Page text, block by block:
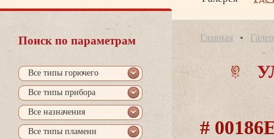
Поиск по параметрам
се типы горючего
се типы прибора
се назначения
се типы пламени
Главная
#